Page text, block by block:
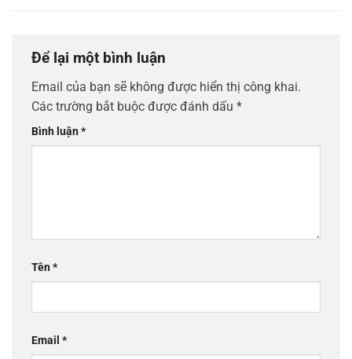
Để lại một bình luận
Email của bạn sẽ không được hiển thị công khai.
Các trường bắt buộc được đánh dấu *
Bình luận*
Tên*
Email *